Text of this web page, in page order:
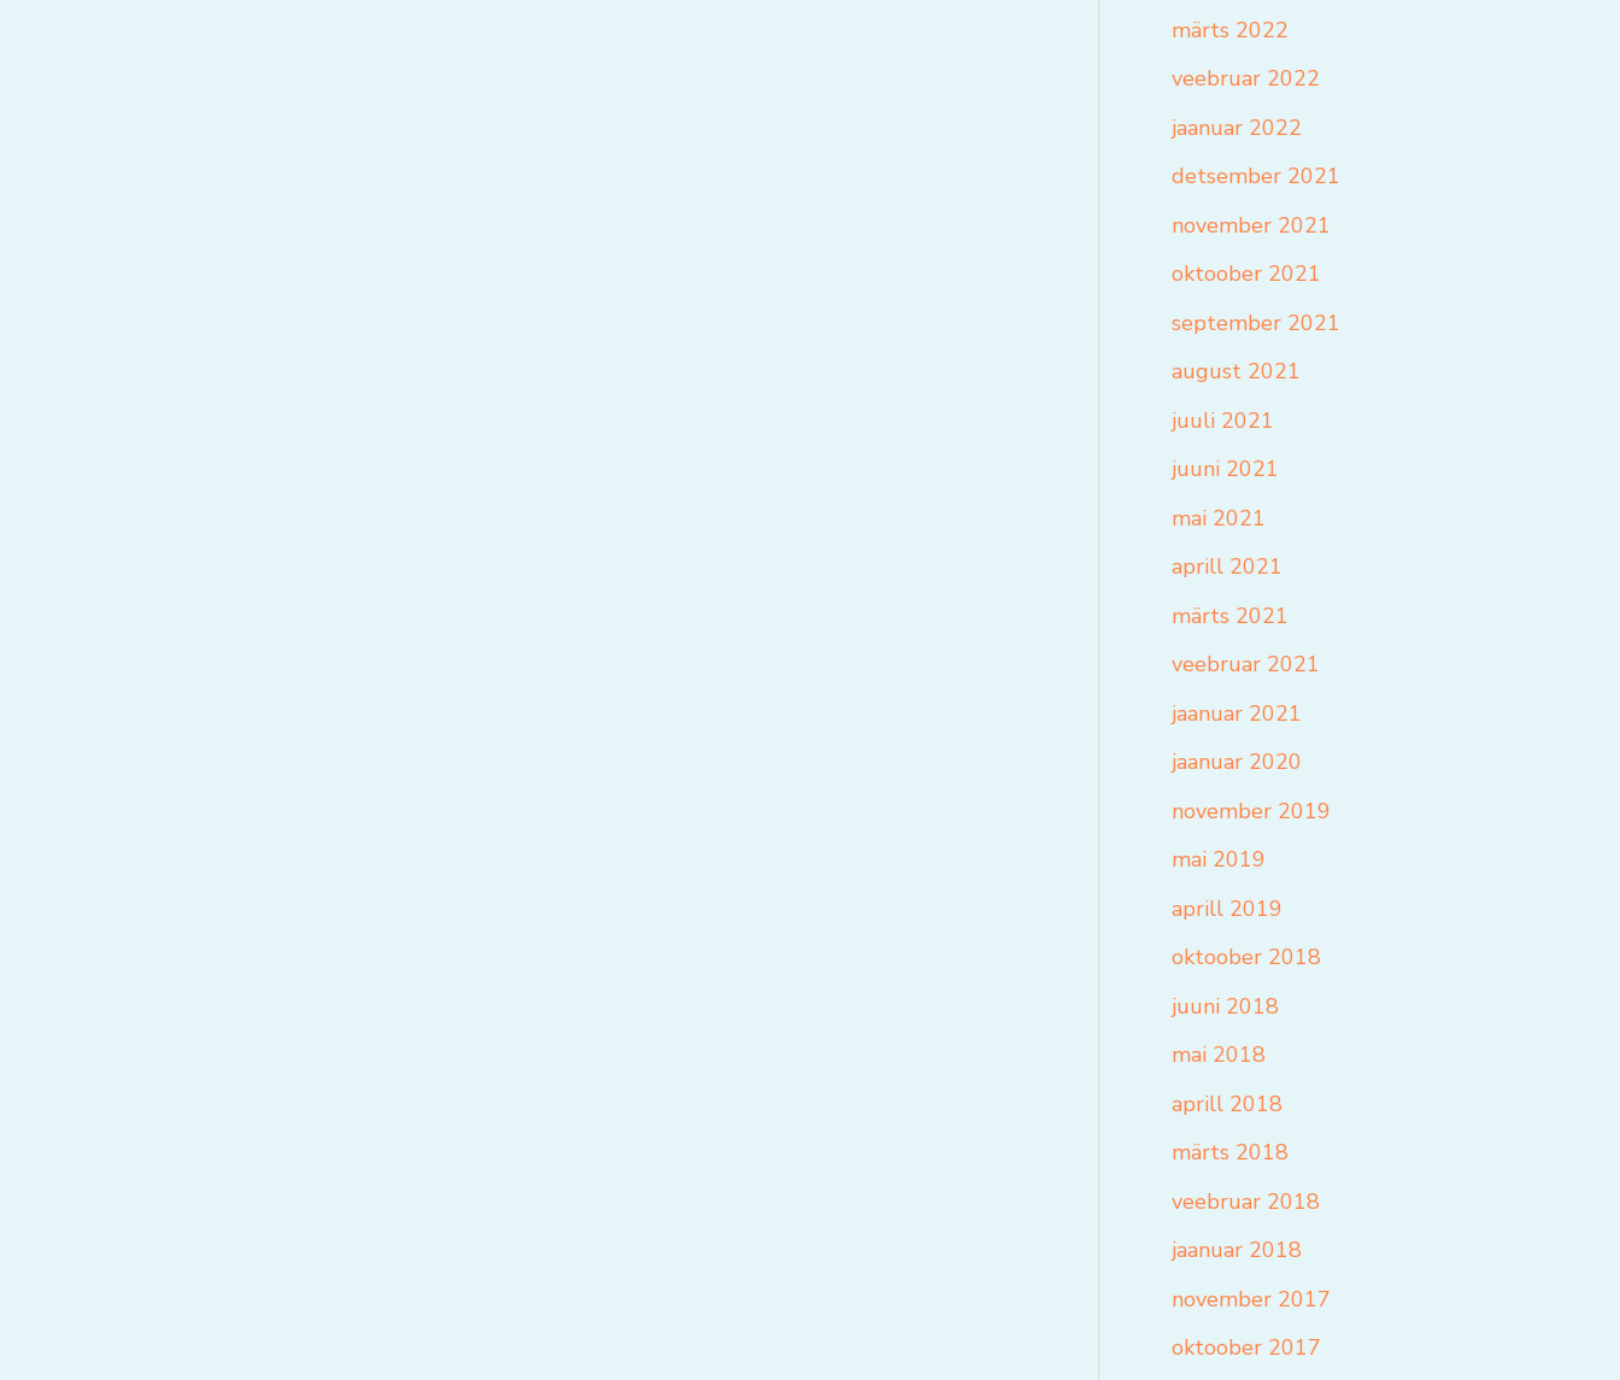
märts 2022
veebruar 2022
jaanuar 2022
detsember 2021
november 2021
oktoober 2021
september 2021
august 2021
juuli 2021
juuni 2021
mai 2021
aprill 2021
märts 2021
veebruar 2021
jaanuar 2021
jaanuar 2020
november 2019
mai 2019
aprill 2019
oktoober 2018
juuni 2018
mai 2018
aprill 2018
märts 2018
veebruar 2018
jaanuar 2018
november 2017
oktoober 2017